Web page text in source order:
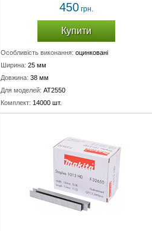
450 грн.
Купити
Особливість виконання: оцинковані
Ширина: 25 мм
Довжина: 38 мм
Для моделей: AT2550
Комплект: 14000 шт.